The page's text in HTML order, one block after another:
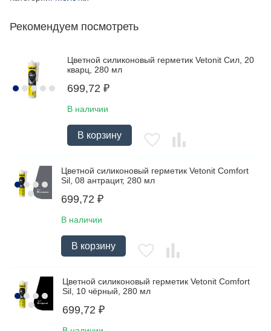
Рекомендуем посмотреть
Цветной силиконовый герметик Vetonit Сил, 20
кварц, 280 мл
699,72 ₽
В наличии
В корзину
Цветной силиконовый герметик Vetonit Comfort
Sil, 08 антрацит, 280 мл
699,72 ₽
В наличии
В корзину
Цветной силиконовый герметик Vetonit Comfort
Sil, 10 чёрный, 280 мл
699,72 ₽